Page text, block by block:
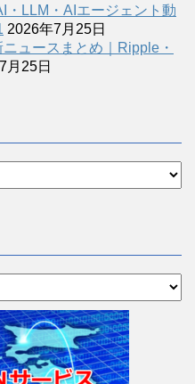
・LLM・AIエージェント動
2026年7月25日
ュースまとめ｜Ripple・
月25日